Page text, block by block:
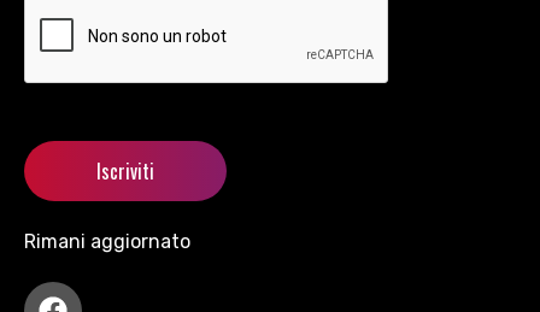
Rimani aggiornato